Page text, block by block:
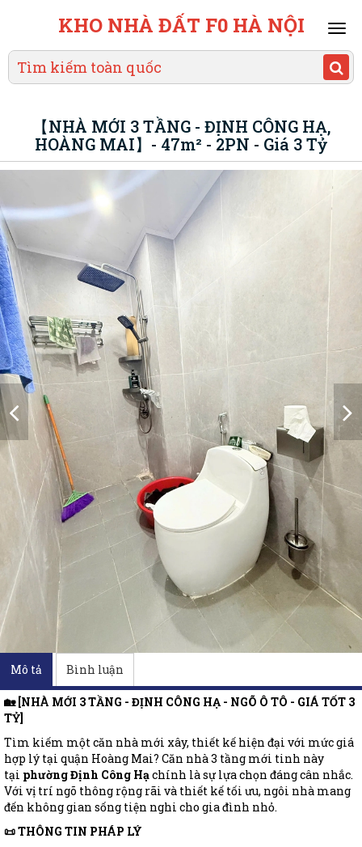
KHO NHÀ ĐẤT F0 HÀ NỘI
【NHÀ MỚI 3 TẦNG - ĐỊNH CÔNG HẠ,
HOÀNG MAI】- 47m² - 2PN - Giá 3 Tỷ
Mô tả Bình luận
🏡 [NHÀ MỚI 3 TẦNG - ĐỊNH CÔNG HẠ - NGÕ Ô TÔ - GIÁ TỐT 3
TỶ]
Tìm kiếm một căn nhà mới xây, thiết kế hiện đại với mức giá
hợp lý tại quận Hoàng Mai? Căn nhà 3 tầng mới tinh này
tại phường Định Công Hạchính là sự lựa chọn đáng cân nhắc.
Với vị trí ngõ thông rộng rãi và thiết kế tối ưu, ngôi nhà mang
đến không gian sống tiện nghi cho gia đình nhỏ.
📜 THÔNG TIN PHÁP LÝ